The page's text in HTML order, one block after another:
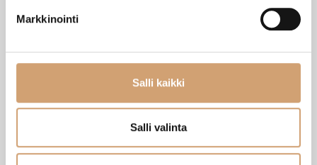
Markkinointi
Salli kaikki
Salli valinta
Heti saatavilla verkkokaupasta Heti saatavilla verkkokaupasta